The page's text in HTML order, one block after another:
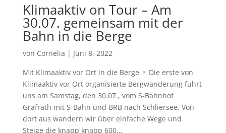
Klimaaktiv on Tour – Am
30.07. gemeinsam mit der
Bahn in die Berge
von Cornelia | Juni 8, 2022
Mit Klimaaktiv vor Ort in die Berge ‍♀️ Die erste von
Klimaaktiv vor Ort organisierte Bergwanderung führt
uns am Samstag, den 30.07., vom S-Bahnhof
Grafrath mit S-Bahn und BRB nach Schliersee. Von
dort aus wandern wir über einfache Wege und
Steige die knapp knapp 600...